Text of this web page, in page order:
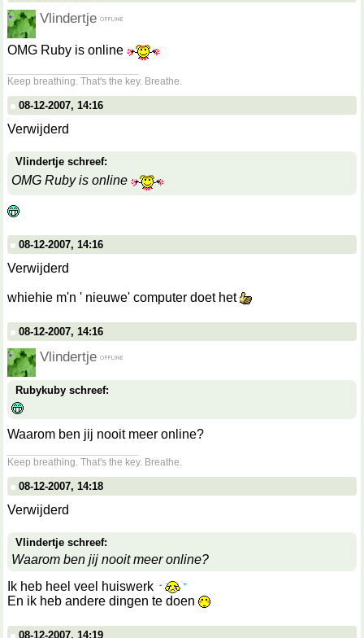
Vlindertje
OMG Ruby is online
Keep breathing. That's the key. Breathe.
08-12-2007, 14:16
Verwijderd
Vlindertje schreef:
OMG Ruby is online
08-12-2007, 14:16
Verwijderd
whiehie m'n ' nieuwe' computer doet het
08-12-2007, 14:16
Vlindertje
Rubykuby schreef:
Waarom ben jij nooit meer online?
Keep breathing. That's the key. Breathe.
08-12-2007, 14:18
Verwijderd
Vlindertje schreef:
Waarom ben jij nooit meer online?
Ik heb heel veel huiswerk
En ik heb andere dingen te doen
08-12-2007, 14:19